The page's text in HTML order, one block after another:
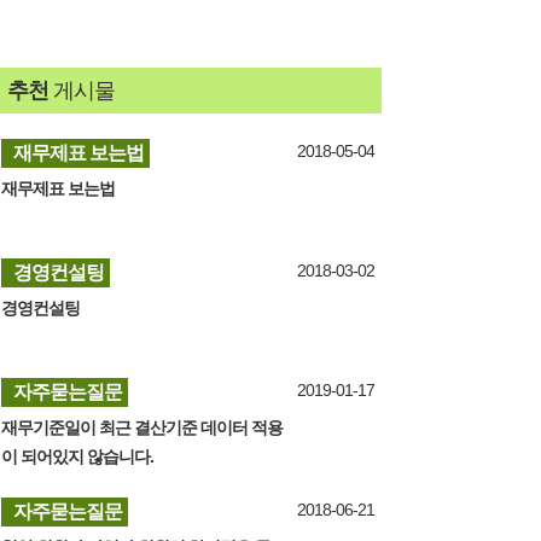
추천 게시물
재무제표 보는법
재무제표 보는법
2018-05-04
경영컨설팅
경영컨설팅
2018-03-02
자주묻는질문
재무기준일이 최근 결산기준 데이터 적용
이 되어있지 않습니다.
2019-01-17
자주묻는질문 2018-06-21